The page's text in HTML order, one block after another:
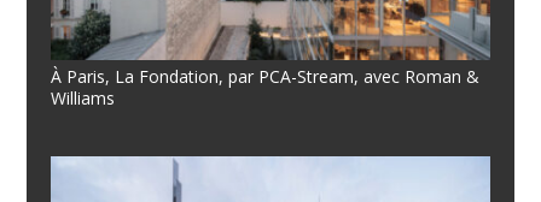
À Paris, La Fondation, par PCA-Stream, avec Roman &
Williams